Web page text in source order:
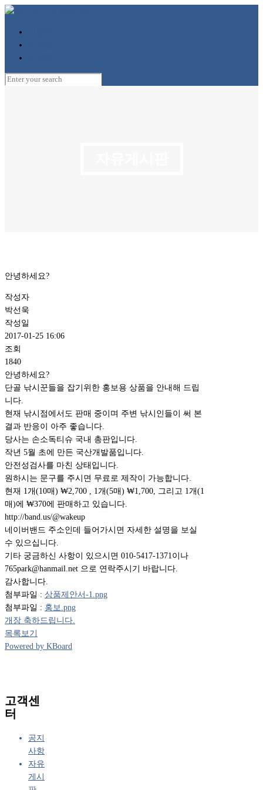
안녕하세요?
작성자
박선욱
작성일
2017-01-25 16:06
조회
1840
안녕하세요?
단골 낚시꾼들을 잡기위한 홍보용 상품을 안내해 드립
니다.
현재 낚시점에서도 판매 중이며 주변 낚시인들이 써 본
결과 반응이 아주 좋습니다.
당사는 손소독티슈 국내 총판입니다.
작년 5월 초에 만든 국산개발품입니다.
안전성검사를 마친 상태입니다.
원하시는 문구를 주시면 무료로 제작이 가능합니다.
현재 1개(10매) ₩2,700 , 1개(5매) ₩1,700, 그리고 1개(1
매)에 ₩370에 판매하고 있습니다.
http://band.us/@wakeup
네이버밴드 주소인데 들어가시면 자세한 설명을 보실
수 있으십니다.
기타 궁금하신 사항이 있으시면 010-5417-1371이나
765park@hanmail.net 으로 연락주시기 바랍니다.
감사합니다.
첨부파일 : 상품제안서-1.png
첨부파일 : 홍보.png
개장 축하드립니다.
목록보기
Powered by KBoard
고객센
터
공지
사항
자유
게시